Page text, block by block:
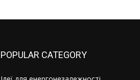
POPULAR CATEGORY